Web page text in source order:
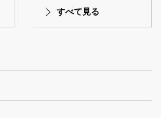
すべて見る